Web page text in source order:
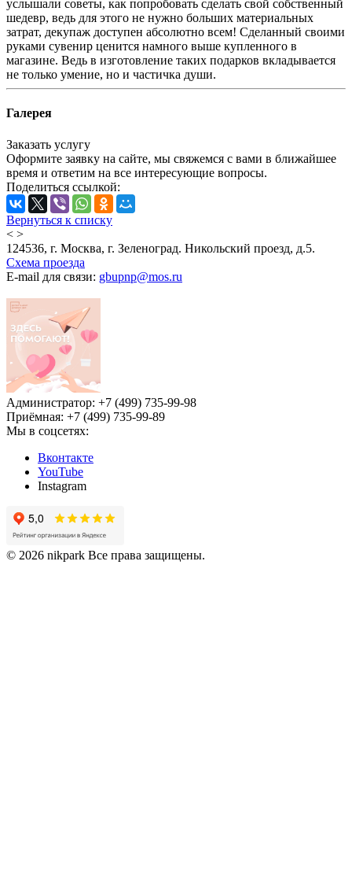
услышали советы, как попробовать сделать свой собственный
шедевр, ведь для этого не нужно больших материальных
затрат, декупаж доступен абсолютно всем! Сделанный своими
руками сувенир ценится намного выше купленного в
магазине. Ведь в изготовление таких подарков вкладывается
не только умение, но и частичка души.
Галерея
Заказать услугу
Оформите заявку на сайте, мы свяжемся с вами в ближайшее
время и ответим на все интересующие вопросы.
Поделиться ссылкой:
Вернуться к списку
< >
124536, г. Москва, г. Зеленоград. Никольский проезд, д.5.
Схема проезда
E-mail для связи: gbupnp@mos.ru
Администратор: +7 (499) 735-99-98
Приёмная: +7 (499) 735-99-89
Мы в соцсетях:
Вконтакте
YouTube
Instagram
© 2026 nikpark Все права защищены.